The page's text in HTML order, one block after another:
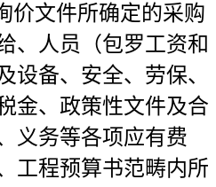
价文件所确定的采购
、人员（包罗工资和
设备、安全、劳保、
金、政策性文件及合
义务等各项应有费
工程预算书范畴内所